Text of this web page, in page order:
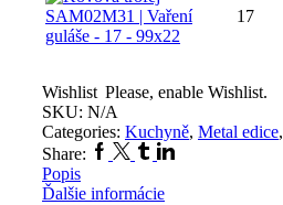
17
Wishlist Please, enable Wishlist.
SKU: N/A
Categories: Kuchyně, Metal edice,
Share: Facebook
Twitter
TumblrLinkedin
Popis
Ďalšie informácie